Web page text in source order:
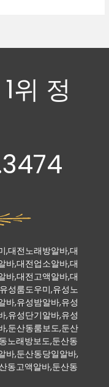
위 정
,대전노래방알바,대
바,대전업소알바,대
바,대전고액알바,대
성룸도우미,유성노
바,유성밤알바,유성
,유성단기알바,유성
,둔산동룸보도,둔산
노래방보도,둔산동
바,둔산동당일알바,
동고액알바,둔산동